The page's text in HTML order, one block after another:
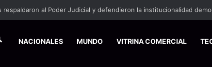
HOMENACIONALES MUNDO VITRINA COMERCIAL